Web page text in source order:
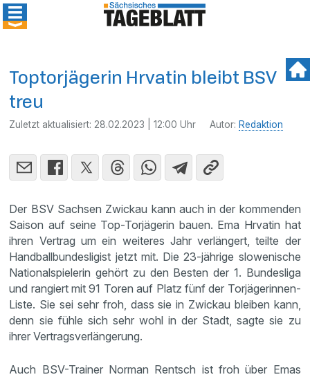
Toptorjägerin Hrvatin bleibt BSV
treu
Zuletzt aktualisiert: 28.02.2023 | 12:00 Uhr Autor: Redaktion
Der BSV Sachsen Zwickau kann auch in der kommenden
Saison auf seine Top-Torjägerin bauen. Ema Hrvatin hat
ihren Vertrag um ein weiteres Jahr verlängert, teilte der
Handballbundesligist jetzt mit. Die 23-jährige slowenische
Nationalspielerin gehört zu den Besten der 1. Bundesliga
und rangiert mit 91 Toren auf Platz fünf der Torjägerinnen-
Liste. Sie sei sehr froh, dass sie in Zwickau bleiben kann,
denn sie fühle sich sehr wohl in der Stadt, sagte sie zu
ihrer Vertragsverlängerung.
Auch BSV-Trainer Norman Rentsch ist froh über Emas